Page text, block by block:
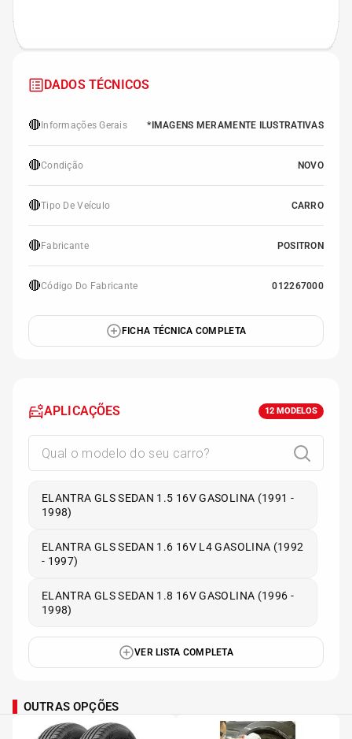
DADOS TÉCNICOS
🔴 Informações Gerais *IMAGENS MERAMENTE ILUSTRATIVAS
🔴Condição NOVO
🔴Tipo De Veículo CARRO
🔴 Fabricante POSITRON
🔴Código Do Fabricante 012267000
FICHA TÉCNICA COMPLETA
APLICAÇÕES 12 MODELOS
ELANTRA GLS SEDAN 1.5 16V GASOLINA (1991 -
1998)
ELANTRA GLS SEDAN 1.6 16V L4 GASOLINA (1992
- 1997)
ELANTRA GLS SEDAN 1.8 16V GASOLINA (1996 -
1998)
VER LISTA COMPLETA
OUTRAS OPÇÕES